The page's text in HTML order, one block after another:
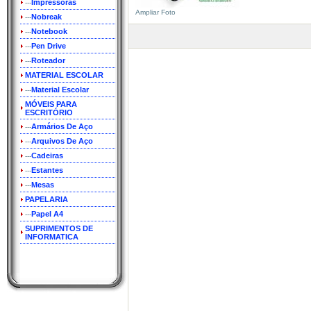
---Impressoras
---Nobreak
---Notebook
---Pen Drive
---Roteador
MATERIAL ESCOLAR
---Material Escolar
MÓVEIS PARA
ESCRITÓRIO
---Armários De Aço
---Arquivos De Aço
---Cadeiras
---Estantes
---Mesas
PAPELARIA
---Papel A4
SUPRIMENTOS DE
INFORMATICA
Ampliar Foto